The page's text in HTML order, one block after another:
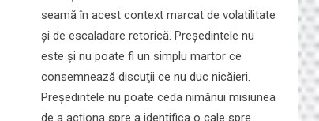
seamă în acest context marcat de volatilitate
şi de escaladare retorică. Preşedintele nu
este şi nu poate fi un simplu martor ce
consemnează discuţii ce nu duc nicăieri.
Preşedintele nu poate ceda nimănui misiunea
de a acţiona spre a identifica o cale spre